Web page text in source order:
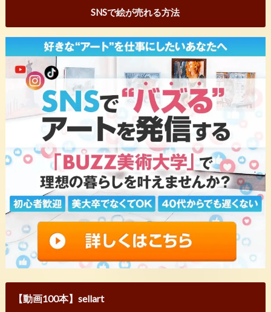
SNSで絵が売れる方法
【動画100本】sellart